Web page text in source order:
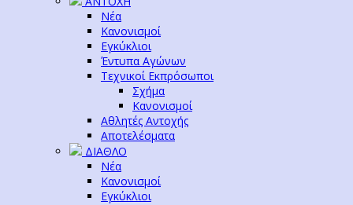
Νέα
Κανονισμοί
Εγκύκλιοι
Έντυπα Αγώνων
Τεχνικοί Εκπρόσωποι
Σχήμα
Κανονισμοί
Αθλητές Αντοχής
Αποτελέσματα
ΔΙΑΘΛΟ
Νέα
Κανονισμοί
Εγκύκλιοι